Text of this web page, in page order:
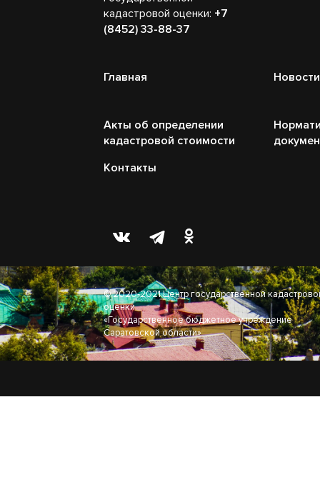
кадастровой оценки: +7
(8452) 33-88-37
Главная Новости
Акты об определении
кадастровой стоимости
Контакты
© 2020-2021 Центр государственной
оценки
«Государственное бюджетное учреждение
Саратовской области»